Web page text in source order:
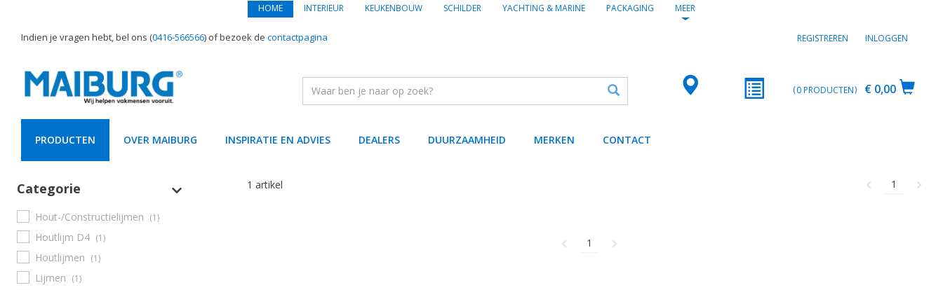
HOME INTERIEUR KEUKENBOUW SCHILDER YACHTING & MARINE PACKAGING MEER
Indien je vragen hebt, bel ons (0416-566566) of bezoek de contactpagina REGISTREREN INLOGGEN
€ 0,00
0PRODUCTEN
PRODUCTEN OVER MAIBURG INSPIRATIE EN ADVIES DEALERS DUURZAAMHEID MERKEN CONTACT
Categorie
Hout-/Constructielijmen (1)
Houtlijm D4 (1)
Houtlijmen (1)
Lijmen (1)
1 artikel 1
1